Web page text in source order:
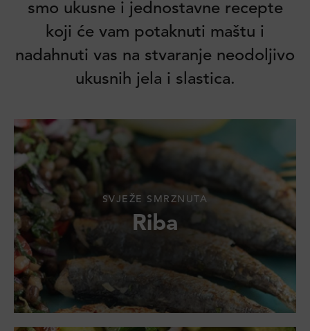
smo ukusne i jednostavne recepte
koji će vam potaknuti maštu i
nadahnuti vas na stvaranje neodoljivo
ukusnih jela i slastica.
SVJEŽE SMRZNUTA
Riba